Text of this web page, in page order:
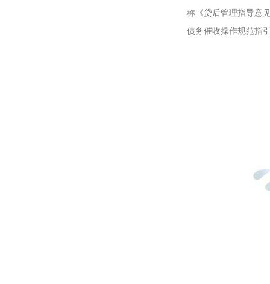
称《贷后管理指导意
债务催收操作规范指